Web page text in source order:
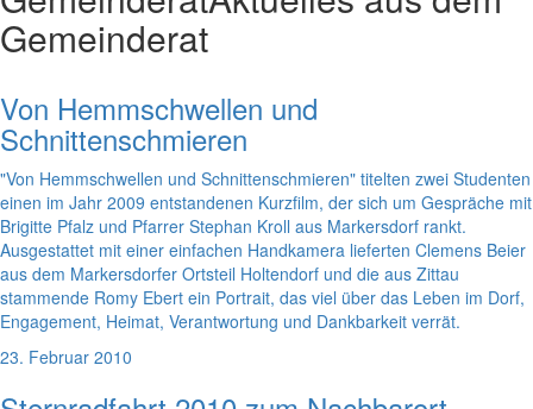
Gemeinderat
Von Hemmschwellen und
Schnittenschmieren
"Von Hemmschwellen und Schnittenschmieren" titelten zwei Studenten
einen im Jahr 2009 entstandenen Kurzfilm, der sich um Gespräche mit
Brigitte Pfalz und Pfarrer Stephan Kroll aus Markersdorf rankt.
Ausgestattet mit einer einfachen Handkamera lieferten Clemens Beier
aus dem Markersdorfer Ortsteil Holtendorf und die aus Zittau
stammende Romy Ebert ein Portrait, das viel über das Leben im Dorf,
Engagement, Heimat, Verantwortung und Dankbarkeit verrät.
23. Februar 2010